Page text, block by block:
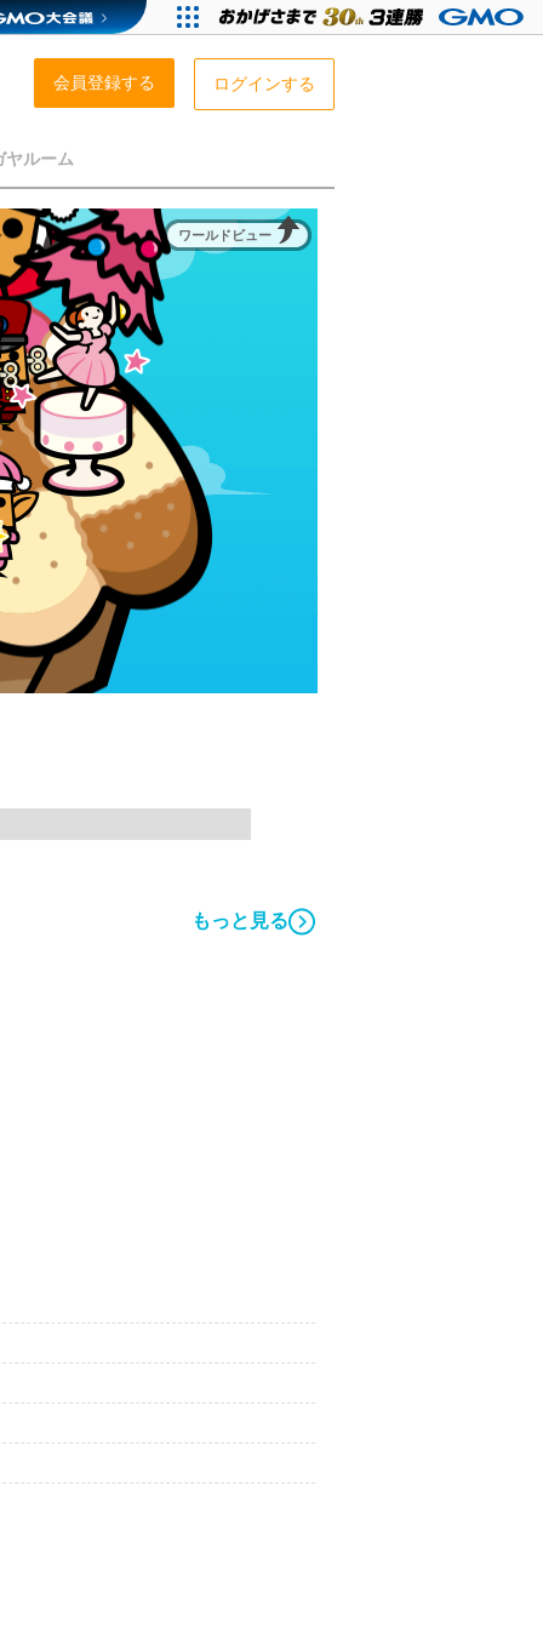
会員登録する ログインする
ヤルーム
ワールドビュー
もっと見る